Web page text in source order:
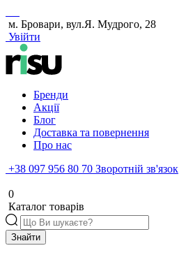
м. Бровари, вул.Я. Мудрого, 28
Увійти
Бренди
Акції
Блог
Доставка та повернення
Про нас
+38 097 956 80 70 Зворотній зв'язок
0
Каталог товарів
Знайти